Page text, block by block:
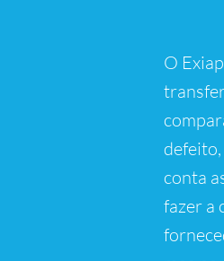
O
conta
fazer a